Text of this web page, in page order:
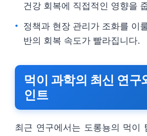
건강 회복에 직접적인 영향을
정책과 현장 관리가 조화를 이
반의 회복 속도가 빨라집니다.
먹이 과학의 최신 연구
인트
최근 연구에서는 도롱뇽의 먹이